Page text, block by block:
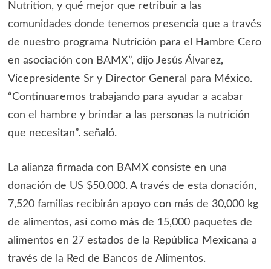
Nutrition, y qué mejor que retribuir a las
comunidades donde tenemos presencia que a través
de nuestro programa Nutrición para el Hambre Cero
en asociación con BAMX”, dijo Jesús Álvarez,
Vicepresidente Sr y Director General para México.
“Continuaremos trabajando para ayudar a acabar
con el hambre y brindar a las personas la nutrición
que necesitan”. señaló.
La alianza firmada con BAMX consiste en una
donación de US $50.000. A través de esta donación,
7,520 familias recibirán apoyo con más de 30,000 kg
de alimentos, así como más de 15,000 paquetes de
alimentos en 27 estados de la República Mexicana a
través de la Red de Bancos de Alimentos.